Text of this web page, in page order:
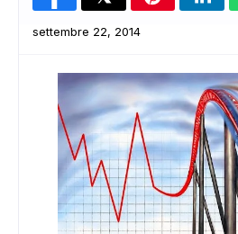
settembre 22, 2014